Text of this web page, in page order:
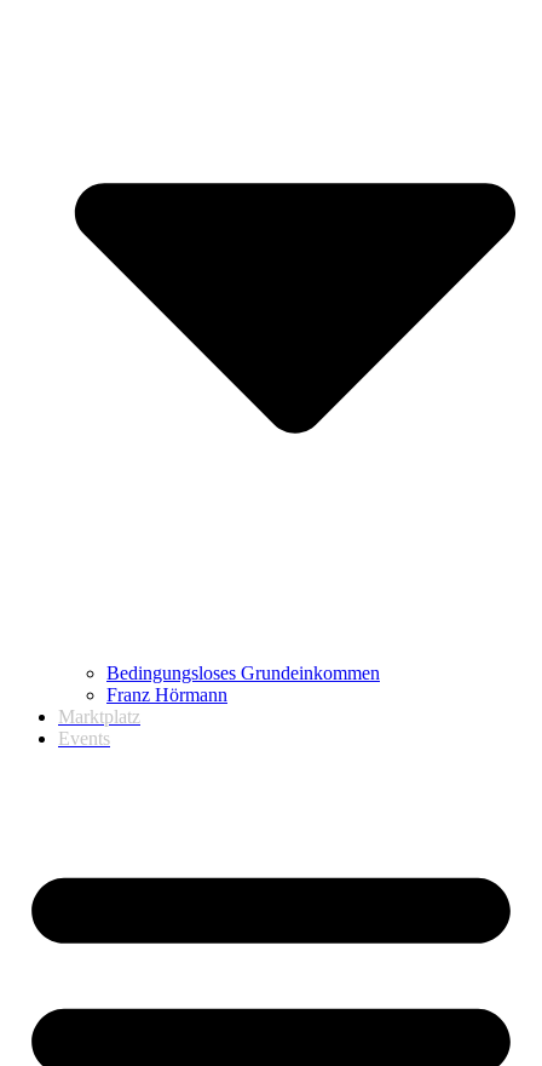
Bedingungsloses Grundeinkommen
Franz Hörmann
Marktplatz
Events